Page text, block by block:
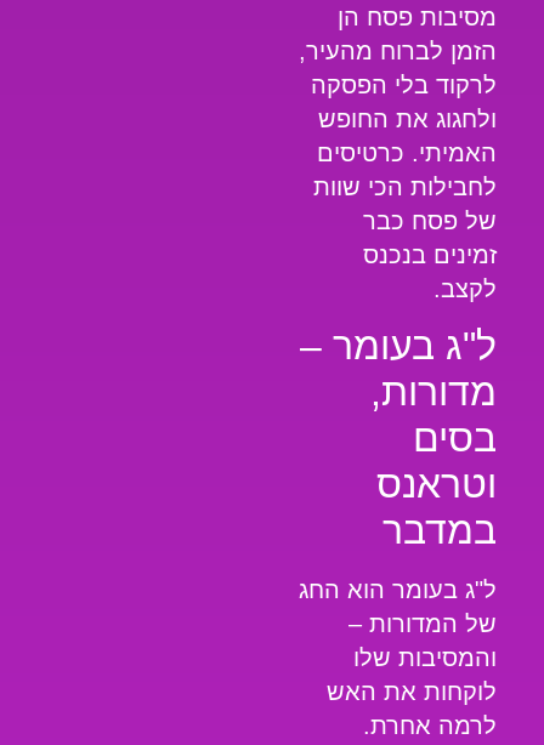
מסיבות פסח הן
הזמן לברוח מהעיר,
לרקוד בלי הפסקה
ולחגוג את החופש
האמיתי. כרטיסים
לחבילות הכי שוות
של פסח כבר
זמינים בנכנס
לקצב.
ל"ג בעומר –
מדורות,
בסים
וטראנס
במדבר
ל"ג בעומר הוא החג
של המדורות –
והמסיבות שלו
לוקחות את האש
לרמה אחרת.